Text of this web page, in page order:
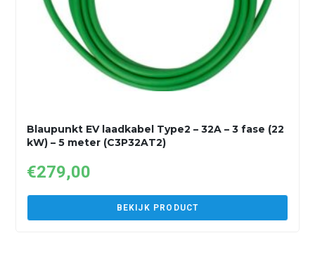
Blaupunkt EV laadkabel Type2 – 32A – 3 fase (22
kW) – 5 meter (C3P32AT2)
€279,00
BEKIJK PRODUCT